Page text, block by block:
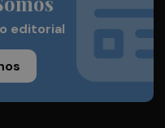
editorial